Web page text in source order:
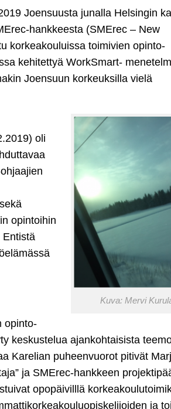
Joensuusta junalla Helsingin
hankkeesta (SMErec – New
korkeakouluissa toimivien opinto-
kehitettyä WorkSmart-
Joensuun korkeuksilla vielä
Kuva: Mervi
oli
opintoihin
Entistä
opinto-
keskustelua ajankohtaisista
Karelian puheenvuorot pitivät
ja SMErec-hankkeen
opopäivilllä
ja